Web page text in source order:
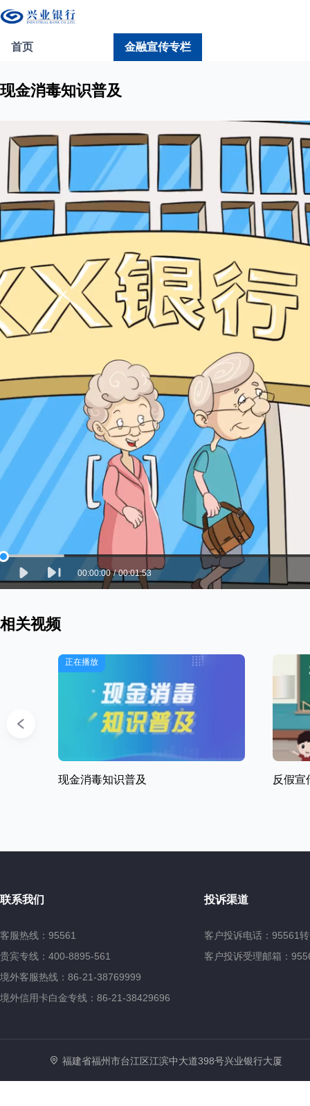
首页 金融宣传专栏
现金消毒知识普及
Player
00:00:00 / 00:01:53
相关视频
现金消毒知识普及
正在播放
反假宣
联系我们
客服热线：95561
贵宾专线：400-8895-561
境外客服热线：86-21-38769999
境外信用卡白金专线：86-21-38429696
投诉渠道
客户投诉电话：95561
客户投诉受理邮箱：
福建省福州市台江区江滨中大道398号兴业银行大厦